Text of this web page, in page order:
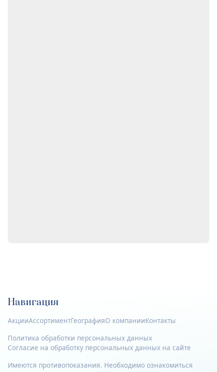
Навигация
АкцииАссортиментГеографияО компанииКонтакты
Политика обработки персональных данных
Согласие на обработку персональных данных на сайте
Имеются противопоказания. Необходимо ознакомиться